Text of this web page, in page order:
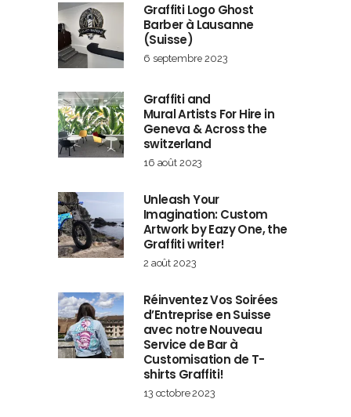
Graffiti Logo Ghost
Barber à Lausanne
(Suisse)
6 septembre 2023
Graffiti and
Mural Artists For Hire in
Geneva & Across the
switzerland
16 août 2023
Unleash Your
Imagination: Custom
Artwork by Eazy One, the
Graffiti writer!
2 août 2023
Réinventez Vos Soirées
d’Entreprise en Suisse
avec notre Nouveau
Service de Bar à
Customisation de T-
shirts Graffiti!
13 octobre 2023